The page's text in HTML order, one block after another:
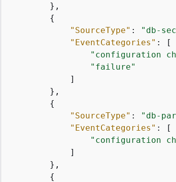
        },
{
"SourceType" : "db-
"EventCategories" : [
"configuration
"failure"
            ]
        },
{
"SourceType" : "db-
"EventCategories" : [
"configuration
            ]
        },
{